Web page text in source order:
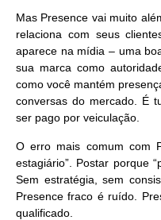
Mas Presence vai muito
relaciona com seus
aparece na mídia – uma
sua marca como
como você mantém
conversas do mercado. É
ser pago por veiculação
O erro mais comum com
estagiário”. Postar porque
Sem estratégia, sem
Presence fraco é ruído.
qualificado